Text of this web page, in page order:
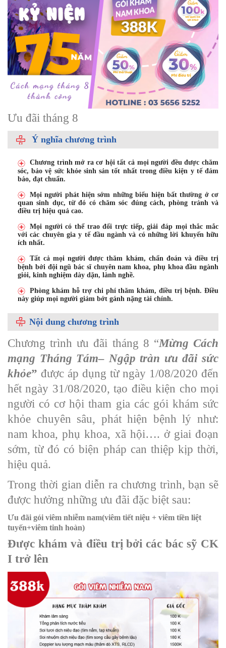
Ưu đãi tháng 8
Ý nghĩa chương trình
Chương trình mở ra cơ hội tất cả mọi người đều được chăm
sóc, bảo vệ sức khỏe sinh sản tốt nhất trong điều kiện y tế đảm
bảo, đạt chuẩn.
Mọi người phát hiện sớm những biểu hiện bất thường ở cơ
quan sinh dục, từ đó có chăm sóc đúng cách, phòng tránh và
điều trị hiệu quả cao.
Mọi người có thể trao đổi trực tiếp, giải đáp mọi thắc mắc
với các chuyên gia y tế đầu ngành và có những lời khuyến hữu
ích nhất.
Tất cả mọi người được thăm khám, chẩn đoán và điều trị
bệnh bởi đội ngũ bác sĩ chuyên nam khoa, phụ khoa đầu ngành
giỏi, kinh nghiệm dày dặn, lành nghề.
Phòng khám hỗ trợ chi phí thăm khám, điều trị bệnh. Điều
này giúp mọi người giảm bớt gánh nặng tài chính.
Nội dung chương trình
Chương trình ưu đãi tháng 8 “Mừng Cách
mạng Tháng Tám– Ngập tràn ưu đãi sức
khỏe” được áp dụng từ ngày 1/08/2020 đến
hết ngày 31/08/2020, tạo điều kiện cho mọi
người có cơ hội tham gia các gói khám sức
khỏe chuyên sâu, phát hiện bệnh lý như:
nam khoa, phụ khoa, xã hội…. ở giai đoạn
sớm, từ đó có biện pháp can thiệp kịp thời,
hiệu quả.
Trong thời gian diễn ra chương trình, bạn sẽ
được hưởng những ưu đãi đặc biệt sau:
Ưu đãi gói viêm nhiễm nam(viêm tiết niệu + viêm tiền liệt
tuyến+viêm tinh hoàn)
Được khám và điều trị bởi các bác sỹ CK
I trở lên